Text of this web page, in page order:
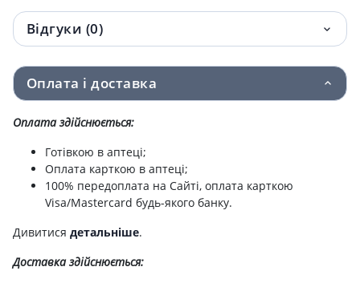
Відгуки (0)
Оплата і доставка
Оплата здійснюється:
Готівкою в аптеці;
Оплата карткою в аптеці;
100% передоплата на Сайті, оплата карткою
Visa/Mastercard будь-якого банку.
Дивитися детальніше.
Доставка здійснюється: